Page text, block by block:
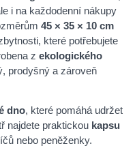
i na každodenní nákupy
45 × 35 × 10 cm
které potřebujete
zekologického
prodyšný a zároveň
dno, které pomáhá udržet
najdete praktickou kapsu
nebo peněženky.